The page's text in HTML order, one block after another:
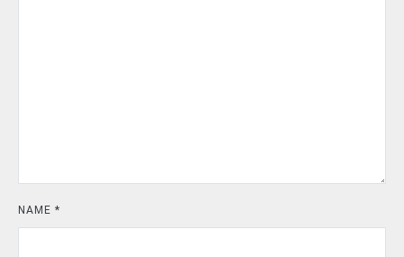
NAME *